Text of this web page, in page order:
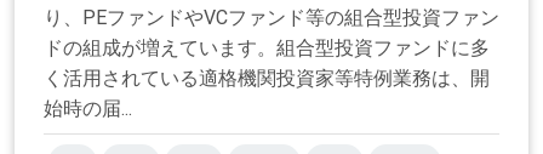
り、PEファンドやVCファンド等の組合型投資ファン
ドの組成が増えています。組合型投資ファンドに多
く活用されている適格機関投資家等特例業務は、開
始時の届...